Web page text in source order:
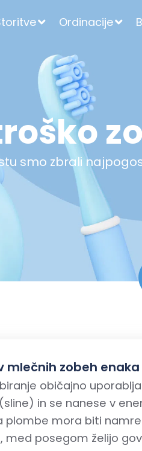
Ordinacije
smo zbrali
mlečnih zobeh
običajno
in se nanese v
plombe mora biti
posegom želijo